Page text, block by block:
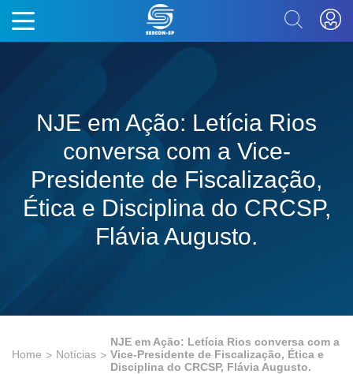
NJE em Ação: Letícia Rios
conversa com a Vice-
Presidente de Fiscalização,
Ética e Disciplina do CRCSP,
Flávia Augusto.
Home Notícias
NJE em Ação: Letícia Rios conversa com a
Vice-Presidente de Fiscalização, Ética e
Disciplina do CRCSP, Flávia Augusto.